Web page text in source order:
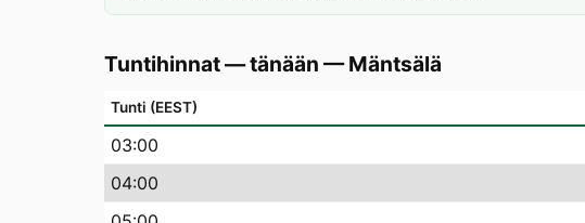
Tuntihinnat — tänään —Mäntsälä
Tunti (EEST)
03:00
04:00